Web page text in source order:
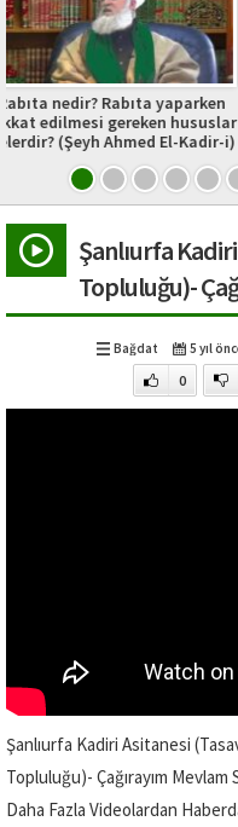
hususlar
Kadir-i)
Kalplerin Keşfi-
(Namazı
Şanlıurfa
Topluluğu)-
Bağdat 5 yıl
0
Şanlıurfa Kadiri Asitanesi
Topluluğu)- Çağırayım Mevlam
Daha Fazla Videolardan